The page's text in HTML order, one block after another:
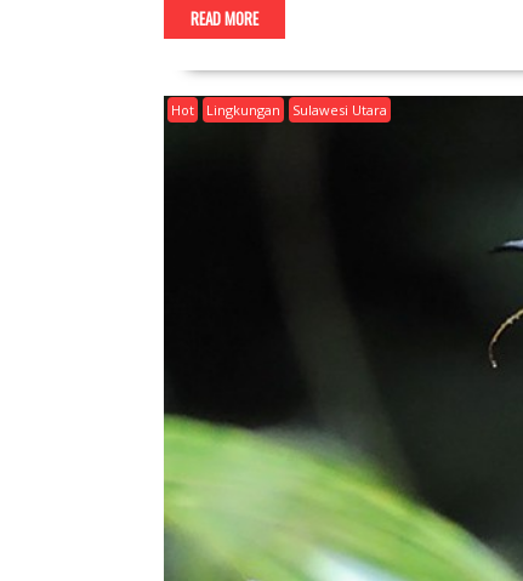
READ MORE
Hot Lingkungan Sulawesi Utara